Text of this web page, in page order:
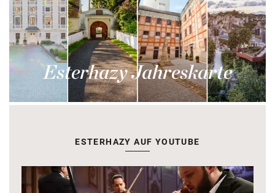
Esterhazy Jahreskarte
ESTERHAZY AUF YOUTUBE